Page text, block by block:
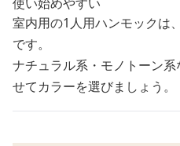
室内用の1人用ハンモックは
です。
ナチュラル系・モノトーン
せてカラーを選びましょう。